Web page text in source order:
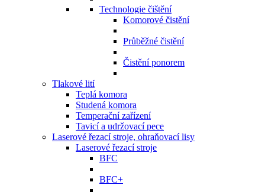
Technologie čištění
Komorové čistění
Průběžné čistění
Čistění ponorem
Tlakové lití
Teplá komora
Studená komora
Temperační zařízení
Tavicí a udržovací pece
Laserové řezací stroje, ohraňovací lisy
Laserové řezací stroje
BFC
BFC+